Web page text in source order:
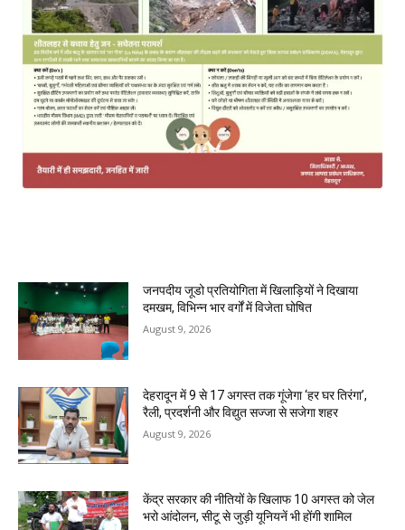
जनपदीय जूडो प्रतियोगिता में खिलाड़ियों ने दिखाया
दमखम, विभिन्न भार वर्गों में विजेता घोषित
August 9, 2026
देहरादून में 9 से 17 अगस्त तक गूंजेगा ‘हर घर तिरंगा’,
रैली, प्रदर्शनी और विद्युत सज्जा से सजेगा शहर
August 9, 2026
केंद्र सरकार की नीतियों के खिलाफ 10 अगस्त को जेल
भरो आंदोलन, सीटू से जुड़ी यूनियनें भी होंगी शामिल